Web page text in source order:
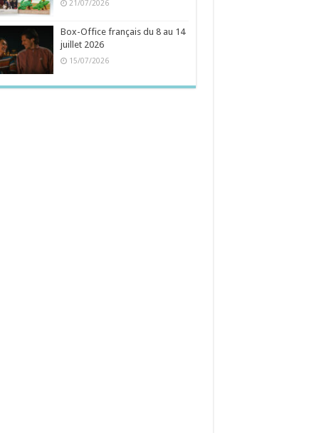
21/07/2026
Box-Office français du 8 au 14
juillet 2026
15/07/2026